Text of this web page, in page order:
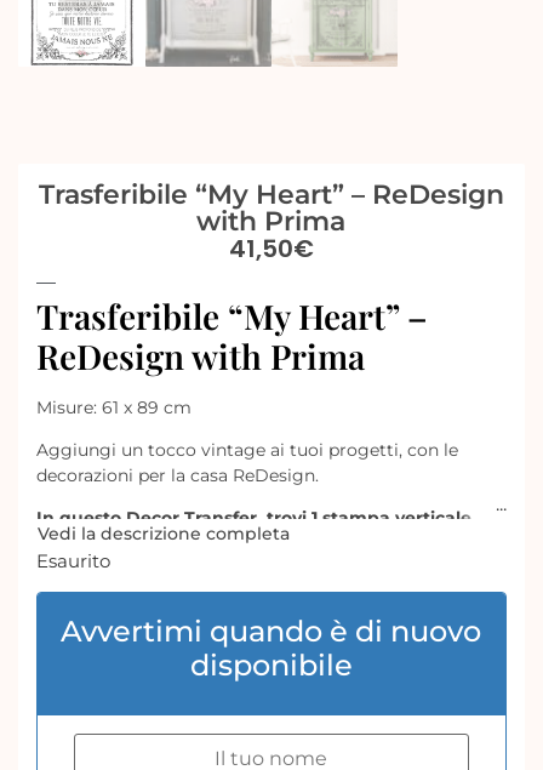
Trasferibile “My Heart” – ReDesign
with Prima
41,50€
Trasferibile “My Heart” –
ReDesign with Prima
Misure: 61 x 89 cm
Aggiungi un tocco vintage ai tuoi progetti, con le
decorazioni per la casa ReDesign.
In questo Decor Transfer trovi 1 stampa verticale
con scritte francesi, in vari caratteri, rose e una
cornice molto lavorata.
Perfetto per un quadro, un mobile lineare o la
testata di un letto o ciò che ti suggerisce la fantasia.
Nella confezione sono inclusi 3 fogli di Decor
Transfers che misurano complessivamente 61 cm x
89 cm.
Esplora le numerose possibilità di trasformare la tua
Vedi la descrizione completa
Esaurito
Avvertimi quando è di nuovo
disponibile